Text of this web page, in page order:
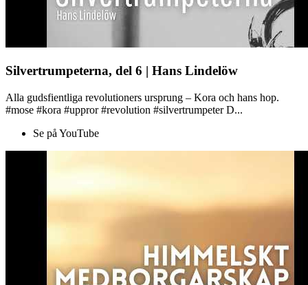
Silvertrumpeterna, del 6 | Hans Lindelöw
Alla gudsfientliga revolutioners ursprung – Kora och hans hop.
#mose #kora #uppror #revolution #silvertrumpeter D...
Se på YouTube